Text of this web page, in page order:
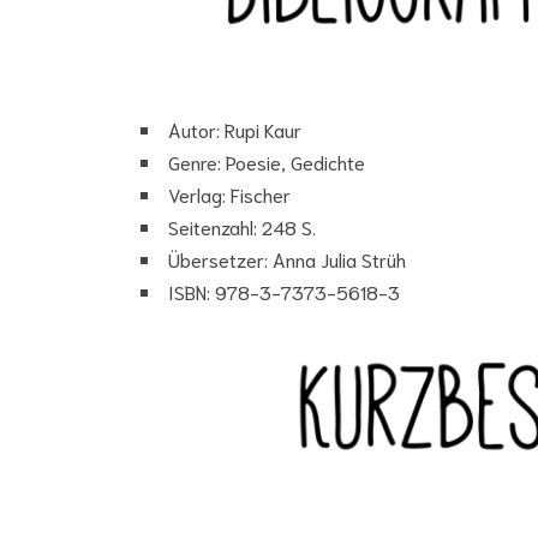
Autor: Rupi Kaur
Genre: Poesie, Gedichte
Verlag: Fischer
Seitenzahl: 248 S.
Übersetzer: Anna Julia Strüh
ISBN: 978-3-7373-5618-3